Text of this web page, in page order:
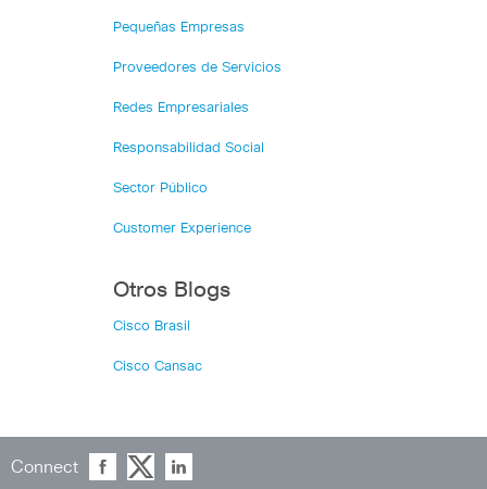
Pequeñas Empresas
Proveedores de Servicios
Redes Empresariales
Responsabilidad Social
Sector Público
Customer Experience
Otros Blogs
Cisco Brasil
Cisco Cansac
Connect